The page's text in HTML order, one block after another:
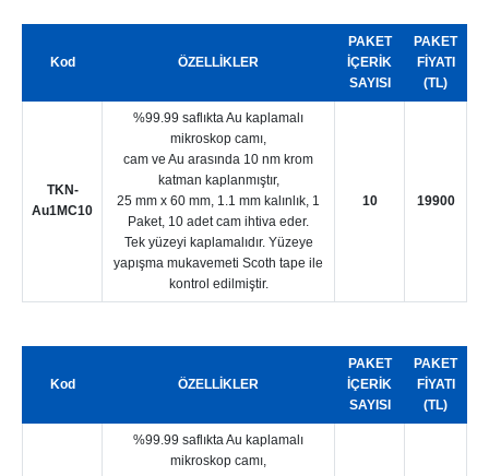
Kod ÖZELLİKLER
PAKET
İÇERİK
SAYISI
PAKET
FİYATI
(TL)
TKN-
Au1MC10
%99.99 saflıkta Au kaplamalı
mikroskop camı,
cam ve Au arasında 10 nm krom
katman kaplanmıştır,
25 mm x 60 mm, 1.1 mm kalınlık, 1
Paket, 10 adet cam ihtiva eder.
Tek yüzeyi kaplamalıdır. Yüzeye
yapışma mukavemeti Scoth tape ile
kontrol edilmiştir.
10 19900
Kod ÖZELLİKLER
PAKET
İÇERİK
SAYISI
PAKET
FİYATI
(TL)
%99.99 saflıkta Au kaplamalı
mikroskop camı,